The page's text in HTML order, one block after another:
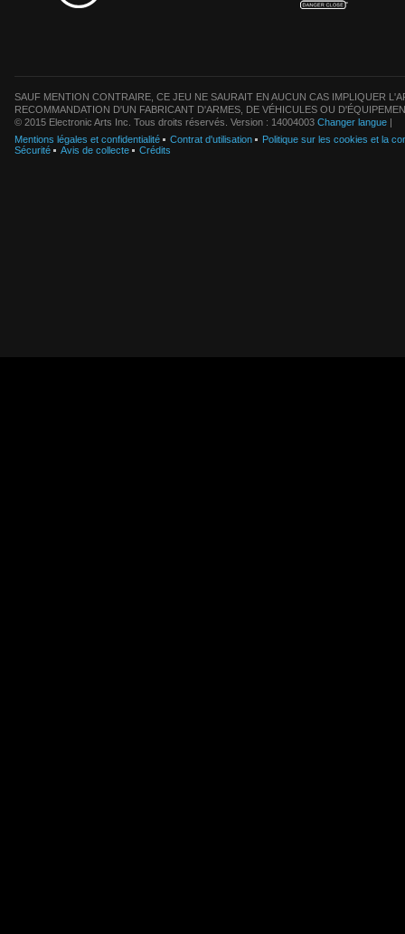
SAUF MENTION CONTRAIRE, CE JEU NE SAURAIT EN AUCUN CAS IMPLIQUER
RECOMMANDATION D'UN FABRICANT D'ARMES, DE VÉHICULES OU
© 2015 Electronic Arts Inc. Tous droits réservés. Version : 14004003 Changer langue |
Mentions légales et confidentialité
Contrat d'utilisation
Politique sur les cookies et la
Sécurité
Avis de collecte Crédits